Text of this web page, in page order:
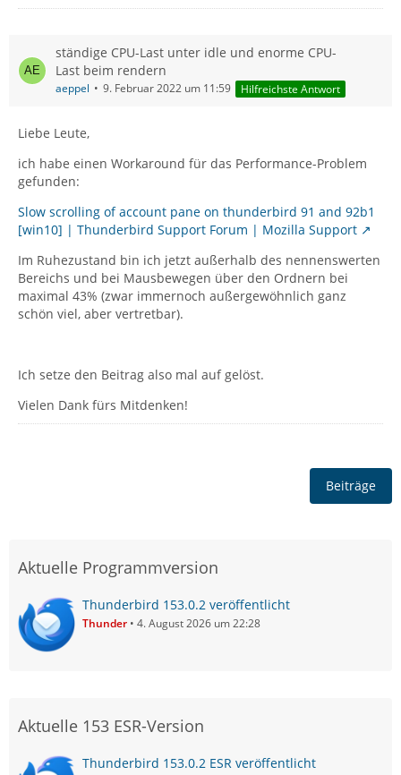
ständige CPU-Last unter idle und enorme CPU-
Last beim rendern
aeppel 9. Februar 2022 um 11:59 Hilfreichste Antwort
Liebe Leute,
ich habe einen Workaround für das Performance-Problem
gefunden:
Slow scrolling of account pane on thunderbird 91 and 92b1
[win10] | Thunderbird Support Forum | Mozilla Support
Im Ruhezustand bin ich jetzt außerhalb des nennenswerten
Bereichs und bei Mausbewegen über den Ordnern bei
maximal 43% (zwar immernoch außergewöhnlich ganz
schön viel, aber vertretbar).
Ich setze den Beitrag also mal auf gelöst.
Vielen Dank fürs Mitdenken!
Beiträge
Aktuelle Programmversion
Thunderbird 153.0.2 veröffentlicht
Thunder 4. August 2026 um 22:28
Aktuelle 153 ESR-Version
Thunderbird 153.0.2 ESR veröffentlicht